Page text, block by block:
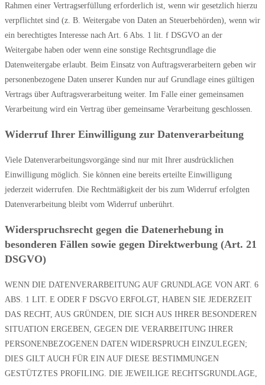
Rahmen einer Vertragserfüllung erforderlich ist, wenn wir gesetzlich hierzu
verpflichtet sind (z. B. Weitergabe von Daten an Steuerbehörden), wenn wir
ein berechtigtes Interesse nach Art. 6 Abs. 1 lit. f DSGVO an der
Weitergabe haben oder wenn eine sonstige Rechtsgrundlage die
Datenweitergabe erlaubt. Beim Einsatz von Auftragsverarbeitern geben wir
personenbezogene Daten unserer Kunden nur auf Grundlage eines gültigen
Vertrags über Auftragsverarbeitung weiter. Im Falle einer gemeinsamen
Verarbeitung wird ein Vertrag über gemeinsame Verarbeitung geschlossen.
Widerruf Ihrer Einwilligung zur Datenverarbeitung
Viele Datenverarbeitungsvorgänge sind nur mit Ihrer ausdrücklichen
Einwilligung möglich. Sie können eine bereits erteilte Einwilligung
jederzeit widerrufen. Die Rechtmäßigkeit der bis zum Widerruf erfolgten
Datenverarbeitung bleibt vom Widerruf unberührt.
Widerspruchsrecht gegen die Datenerhebung in
besonderen Fällen sowie gegen Direktwerbung (Art. 21
DSGVO)
WENN DIE DATENVERARBEITUNG AUF GRUNDLAGE VON ART. 6
ABS. 1 LIT. E ODER F DSGVO ERFOLGT, HABEN SIE JEDERZEIT
DAS RECHT, AUS GRÜNDEN, DIE SICH AUS IHRER BESONDEREN
SITUATION ERGEBEN, GEGEN DIE VERARBEITUNG IHRER
PERSONENBEZOGENEN DATEN WIDERSPRUCH EINZULEGEN;
DIES GILT AUCH FÜR EIN AUF DIESE BESTIMMUNGEN
GESTÜTZTES PROFILING. DIE JEWEILIGE RECHTSGRUNDLAGE,